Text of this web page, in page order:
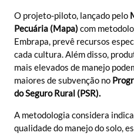
O projeto-piloto, lançado pelo
Pecuária (Mapa) com
Embrapa, prevê recursos
cada cultura. Além disso,
mais elevados de manejo
maiores de subvenção no
do Seguro Rural (PSR).
A metodologia considera
qualidade do manejo do solo,